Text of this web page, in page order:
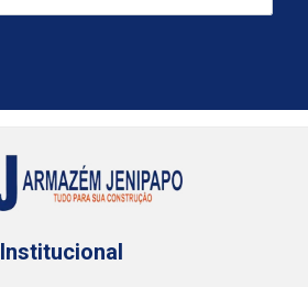
Institucional